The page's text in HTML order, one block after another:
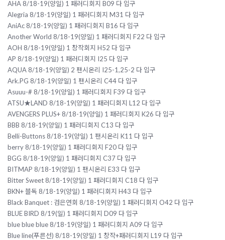
AHA 8/18-19(양일) 1 패러디회지 B09 다 입구
Alegria 8/18-19(양일) 1 패러디회지 M31 다 입구
AniAc 8/18-19(양일) 1 패러디회지 B16 다 입구
Another World 8/18-19(양일) 1 패러디회지 F22 다 입구
AOH 8/18-19(양일) 1 창작회지 H52 다 입구
AP 8/18-19(양일) 1 패러디회지 I25 다 입구
AQUA 8/18-19(양일) 2 팬시온리 I25-1,25-2 다 입구
Ark.PG 8/18-19(양일) 1 팬시온리 C44 다 입구
Asuuu-# 8/18-19(양일) 1 패러디회지 F39 다 입구
ATSU★LAND 8/18-19(양일) 1 패러디회지 L12 다 입구
AVENGERS PLUS+ 8/18-19(양일) 1 패러디회지 K26 다 입구
BBB 8/18-19(양일) 1 패러디회지 C13 다 입구
Belli-Buttons 8/18-19(양일) 1 팬시온리 K11 다 입구
berry 8/18-19(양일) 1 패러디회지 F20 다 입구
BGG 8/18-19(양일) 1 패러디회지 C37 다 입구
BITMAP 8/18-19(양일) 1 팬시온리 E33 다 입구
Bitter Sweet 8/18-19(양일) 1 패러디회지 C18 다 입구
BKN+ 블독 8/18-19(양일) 1 패러디회지 H43 다 입구
Black Banquet : 검은연회 8/18-19(양일) 1 패러디회지 O42 다 입구
BLUE BIRD 8/19(일) 1 패러디회지 D09 다 입구
blue blue blue 8/18-19(양일) 1 패러디회지 A09 다 입구
Blue line(푸른선) 8/18-19(양일) 1 창작+패러디회지 L19 다 입구